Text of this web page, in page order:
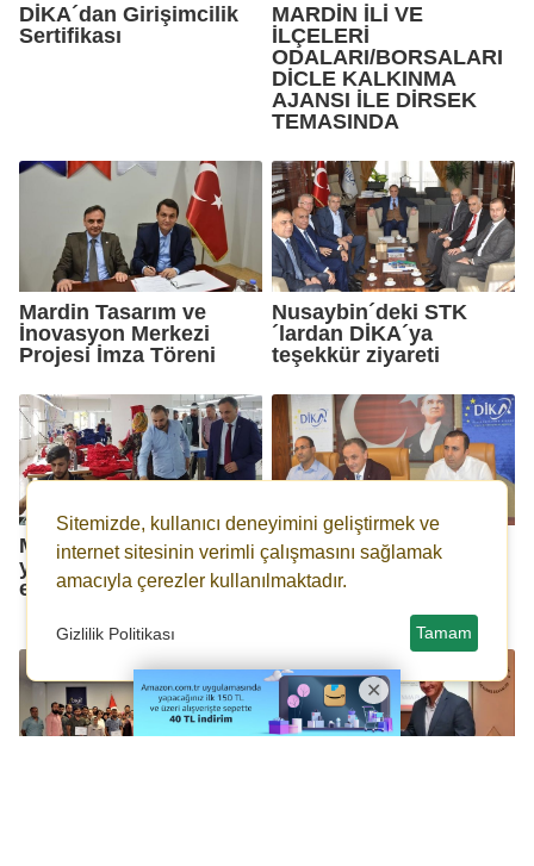
DİKA´dan Girişimcilik
Sertifikası
MARDİN İLİ VE
İLÇELERİ
ODALARI/BORSALARI
DİCLE KALKINMA
AJANSI İLE DİRSEK
TEMASINDA
Mardin Tasarım ve
İnovasyon Merkezi
Projesi İmza Töreni
Nusaybin´deki STK
´lardan DİKA´ya
teşekkür ziyareti
Midyat´a tekstil
yatırımları devam
ediyor
Şırnak ve İdil
kayyumlarından DİKA
Destekli 7,5 milyonluk
Sitemizde, kullanıcı deneyimini geliştirmek ve
internet sitesinin verimli çalışmasını sağlamak
amacıyla çerezler kullanılmaktadır.
Gizlilik Politikası Tamam